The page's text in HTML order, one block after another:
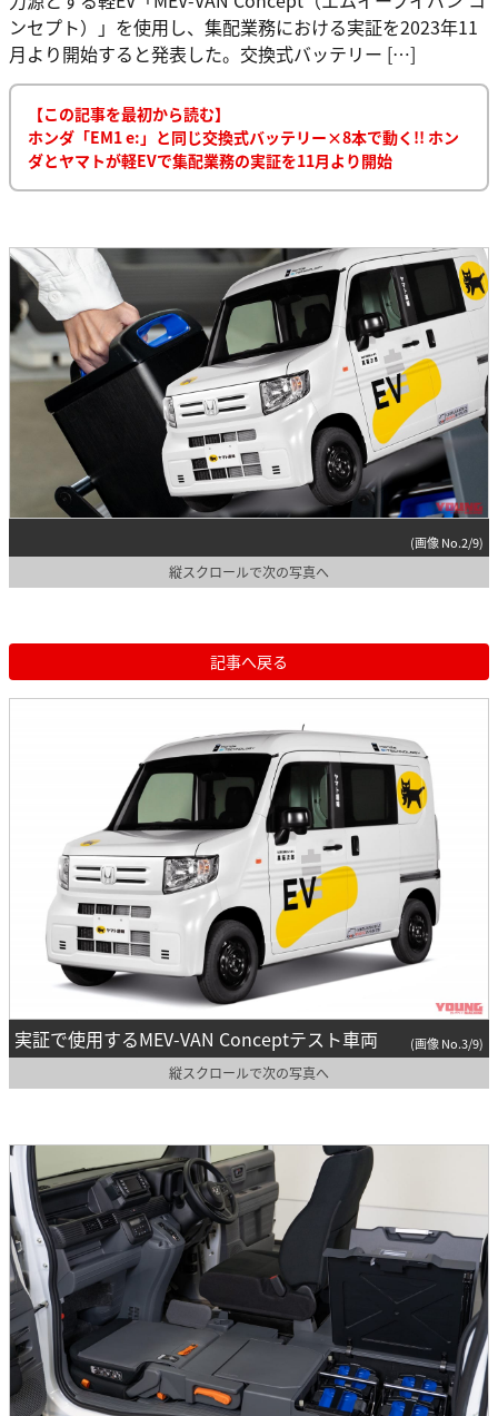
ンセプト）」を使用し、集配業務における実証を2023年11
月より開始すると発表した。交換式バッテリー […]
【この記事を最初から読む】
ホンダ「EM1 e:」と同じ交換式バッテリー×8本で動く!! ホン
ダとヤマトが軽EVで集配業務の実証を11月より開始
(画像 No.2/9)
縦スクロールで次の写真へ
記事へ戻る
実証で使用するMEV-VAN Conceptテスト車両 (画像 No.3/9)
縦スクロールで次の写真へ